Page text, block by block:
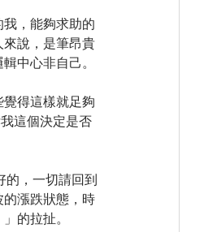
，能夠求助的
說，是筆昂貴
中心非自己。
得這樣就足夠
這個決定是否
的，一切請回到
漲跌狀態，時
的拉扯。